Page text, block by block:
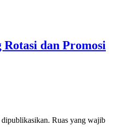
dan Promosi
Ruas yang wajib